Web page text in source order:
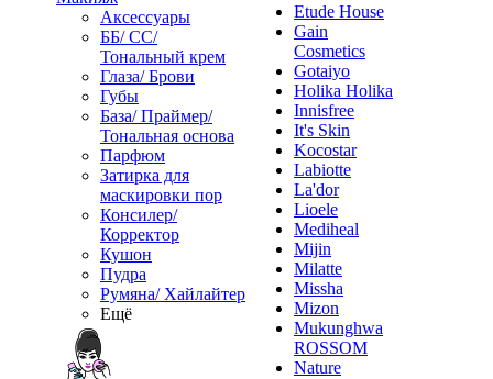
Аксессуары
ББ/ СС/
Тональный крем
Глаза/ Брови
Губы
База/ Праймер/
Тональная основа
Парфюм
Затирка для
маскировки пор
Консилер/
Корректор
Кушон
Пудра
Румяна/ Хайлайтер
Ещё
Etude House
Gain
Cosmetics
Gotaiyo
Holika Holika
Innisfree
It's Skin
Kocostar
Labiotte
La'dor
Lioele
Mediheal
Mijin
Milatte
Missha
Mizon
Mukunghwa
ROSSOM
Nature